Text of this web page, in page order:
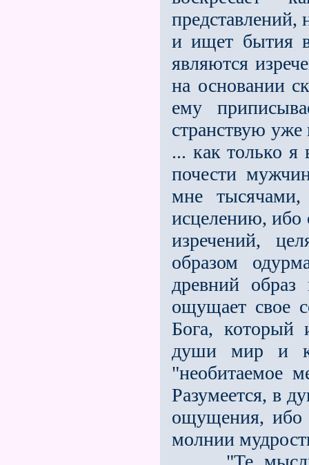
представлений,
и ищет бытия в
являются
на основании
ему
странствую
... как только я
почести
мне
исцелению, ибо
изречений,
образом
древний образ
ощущает свое
Бога, который
души мир и
"необитаемое
Разумеется, в
ощущения, ибо
молнии